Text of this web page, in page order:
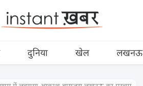
दुनिया खेल लखनऊ